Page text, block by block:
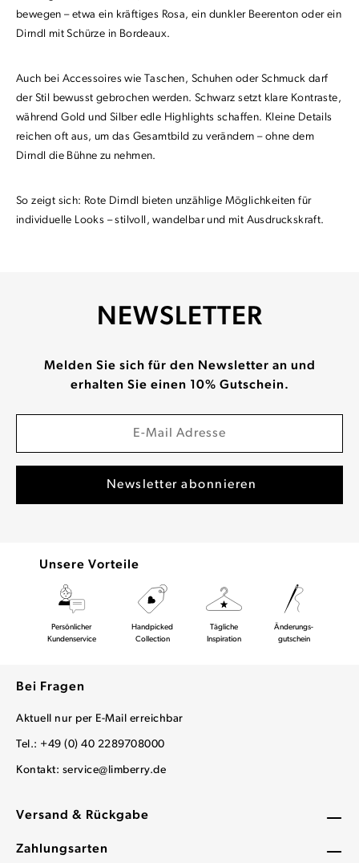
bewegen – etwa ein kräftiges Rosa, ein dunkler Beerenton oder ein
Dirndl mit Schürze in Bordeaux.
Auch bei Accessoires wie Taschen, Schuhen oder Schmuck darf
der Stil bewusst gebrochen werden. Schwarz setzt klare Kontraste,
während Gold und Silber edle Highlights schaffen. Kleine Details
reichen oft aus, um das Gesamtbild zu verändern – ohne dem
Dirndl die Bühne zu nehmen.
So zeigt sich: Rote Dirndl bieten unzählige Möglichkeiten für
individuelle Looks – stilvoll, wandelbar und mit Ausdruckskraft.
Versand & Rückgabe
Zahlungsarten
NEWSLETTER
Melden Sie sich für den Newsletter an und
erhalten Sie einen 10% Gutschein.
Unsere Vorteile
Persönlicher
Kundenservice
Handpicked
Collection
Tägliche
Inspiration
Änderungs-
gutschein
Bei Fragen
Aktuell nur per E-Mail erreichbar
Tel.: +49 (0) 40 2289708000
Kontakt: service@limberry.de